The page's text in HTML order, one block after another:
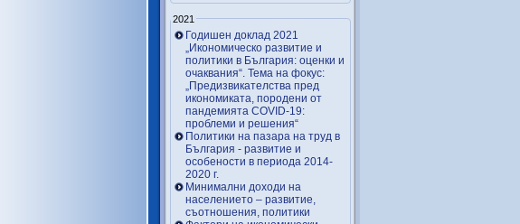
2021
Годишен доклад 2021
„Икономическо развитие и
политики в България: оценки и
очаквания“. Тема на фокус:
„Предизвикателства пред
икономиката, породени от
пандемията COVID-19:
проблеми и решения“
Политики на пазара на труд в
България - развитие и
особености в периода 2014-
2020 г.
Минимални доходи на
населението – развитие,
съотношения, политики